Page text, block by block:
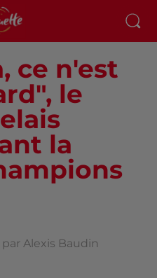
ce n'est
le
la
par Alexis Baudin